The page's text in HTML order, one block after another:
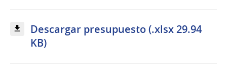
Descargar presupuesto (.xlsx 29.94
KB)